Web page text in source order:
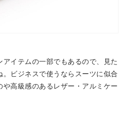
アイテムの一部でもあるので、見た
。ビジネスで使うならスーツに似合
や高級感のあるレザー・アルミケー